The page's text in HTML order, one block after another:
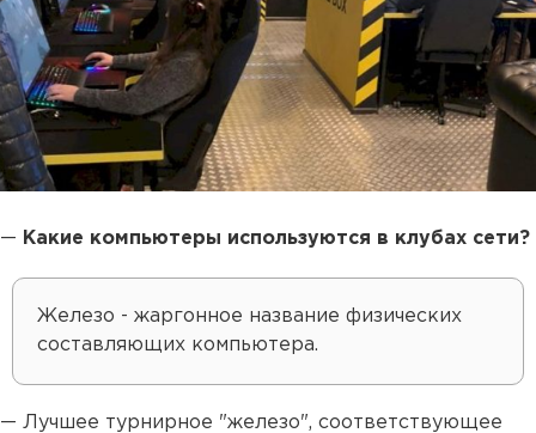
— Какие компьютеры используются в клубах сети?
Железо - жаргонное название физических
составляющих компьютера.
— Лучшее турнирное "железо", соответствующее